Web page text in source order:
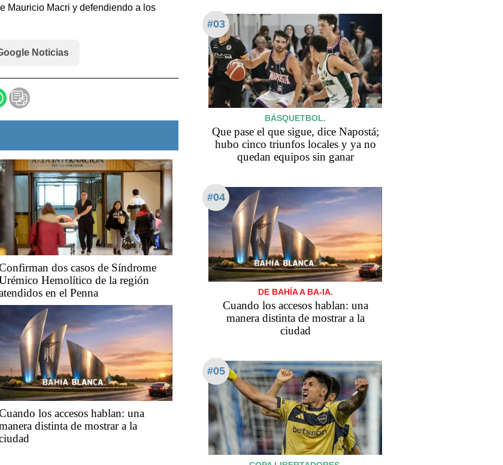
Mauricio Macri y defendiendo a los
Noticias
dos casos de Síndrome
Hemolítico de la región
en el Penna
los accesos hablan: una
distinta de mostrar a la
#03
BÁSQUETBOL.
Que pase el que sigue, dice Napostá;
hubo cinco triunfos locales y ya no
quedan equipos sin ganar
#04
DE BAHÍA A BA-IA.
Cuando los accesos hablan: una
manera distinta de mostrar a la
ciudad
#05